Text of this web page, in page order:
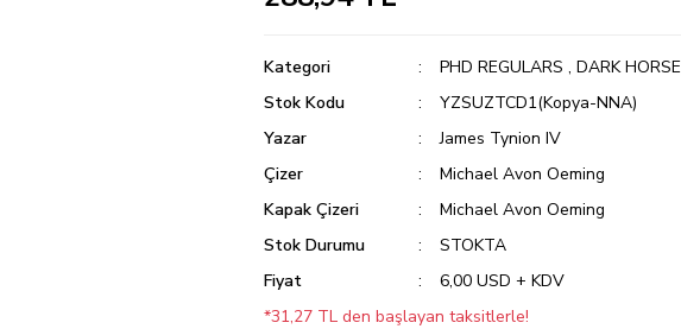
Kategori PHD REGULARS , DARK HORSE
Stok Kodu
YZSUZTCD1(Kopya-NNA)
Yazar
James Tynion IV
Çizer
Michael Avon Oeming
Kapak Çizeri
Michael Avon Oeming
Stok Durumu
STOKTA
Fiyat
6,00 USD + KDV
*31,27 TL den başlayan taksitlerle!